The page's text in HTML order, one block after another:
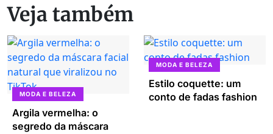
Veja também
MODA E BELEZA
Argila vermelha: o
segredo da máscara
MODA E BELEZA
Estilo coquette: um
conto de fadas fashion